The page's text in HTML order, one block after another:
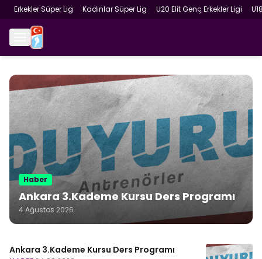
Erkekler Süper Lig Kadınlar Süper Lig U20 Elit Genç Erkekler Ligi
Haber
Ankara 3.Kademe Kursu Ders Programı
4 Ağustos 2026
Ankara 3.Kademe Kursu Ders Programı